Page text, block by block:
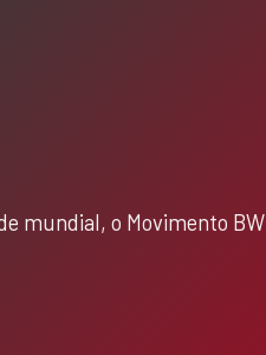
mundial, o Movimento BW